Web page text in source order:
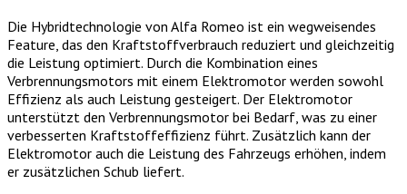
Die Hybridtechnologie von Alfa Romeo ist ein wegweisendes
Feature, das den Kraftstoffverbrauch reduziert und gleichzeitig
die Leistung optimiert. Durch die Kombination eines
Verbrennungsmotors mit einem Elektromotor werden sowohl
Effizienz als auch Leistung gesteigert. Der Elektromotor
unterstützt den Verbrennungsmotor bei Bedarf, was zu einer
verbesserten Kraftstoffeffizienz führt. Zusätzlich kann der
Elektromotor auch die Leistung des Fahrzeugs erhöhen, indem
er zusätzlichen Schub liefert.